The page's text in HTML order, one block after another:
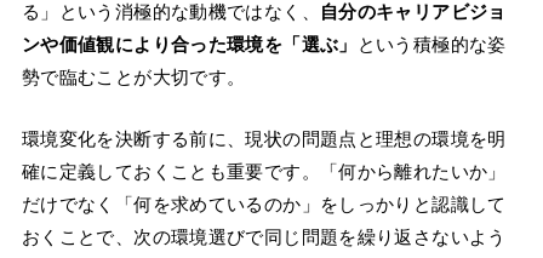
る」という消極的な動機ではなく、
自分のキャリアビジョ
ンや価値観により合った環境を「選ぶ」
という積極的な姿
勢で臨むことが大切です。
環境変化を決断する前に、現状の問題点と理想の環境を明
確に定義しておくことも重要です。「何から離れたいか」
だけでなく「何を求めているのか」をしっかりと認識して
おくことで、次の環境選びで同じ問題を繰り返さないよう